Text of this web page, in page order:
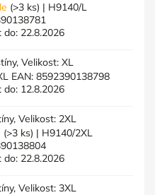
(>3 ks) | H9140/L
do: 22.8.2026
Velikost: XL
EAN: 8592390138798
do: 12.8.2026
Velikost: 2XL
(>3 ks) | H9140/2XL
do: 22.8.2026
Velikost: 3XL